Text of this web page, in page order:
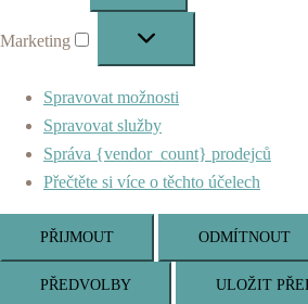
Marketing
Spravovat možnosti
Spravovat služby
Správa {vendor_count} prodejců
Přečtěte si více o těchto účelech
PŘIJMOUT ODMÍTNOUT
PŘEDVOLBY ULOŽIT